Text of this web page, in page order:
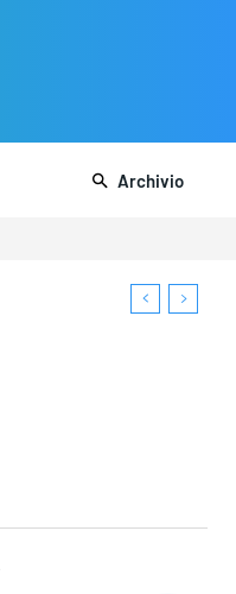
Archivio